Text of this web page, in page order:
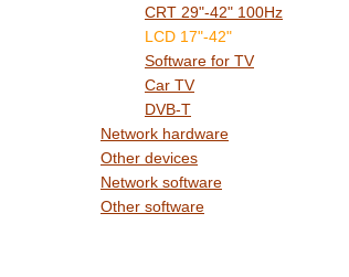
CRT 29"-42" 100Hz
LCD 17"-42"
Software for TV
Car TV
DVB-T
Network hardware
Other devices
Network software
Other software